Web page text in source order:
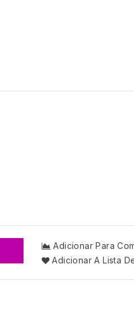
Adicionar Para
Adicionar A Lista